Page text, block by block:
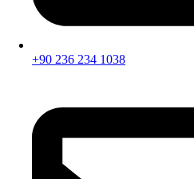
+90 236 234 1038